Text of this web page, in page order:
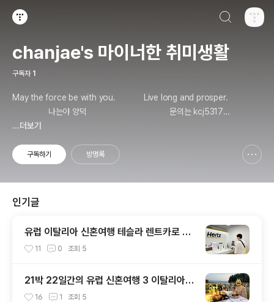
chanjae's 마이너한 취미생활
구독자 1
May the force be with you. Live long and prosper.
mail.com
...더보기
구독하기 방명록
인기글
유럽 이탈리아 신혼여행 테슬라 렌트카로 다
녀왔습니다.
11 0 조회 5
21박 22일간의 유럽 신혼여행 3 이탈리아
16 1 조회 5